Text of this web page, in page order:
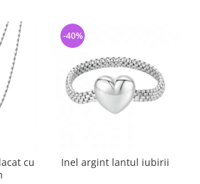
cu
Inel argint lantul iubirii
-40%